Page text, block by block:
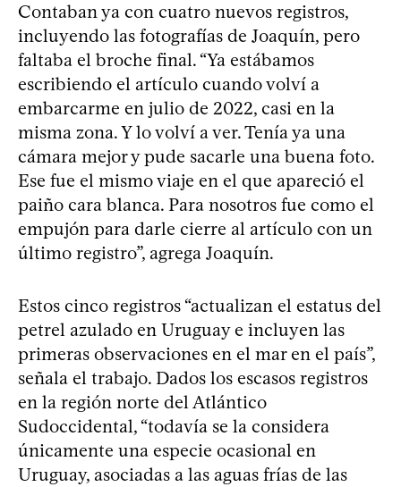
Contaban ya con cuatro nuevos registros,
incluyendo las fotografías de Joaquín, pero
faltaba el broche final. “Ya estábamos
escribiendo el artículo cuando volví a
embarcarme en julio de 2022, casi en la
misma zona. Y lo volví a ver. Tenía ya una
cámara mejor y pude sacarle una buena foto.
Ese fue el mismo viaje en el que apareció el
paiño cara blanca. Para nosotros fue como el
empujón para darle cierre al artículo con un
último registro”, agrega Joaquín.
Estos cinco registros “actualizan el estatus del
petrel azulado en Uruguay e incluyen las
primeras observaciones en el mar en el país”,
señala el trabajo. Dados los escasos registros
en la región norte del Atlántico
Sudoccidental, “todavía se la considera
únicamente una especie ocasional en
Uruguay, asociadas a las aguas frías de las